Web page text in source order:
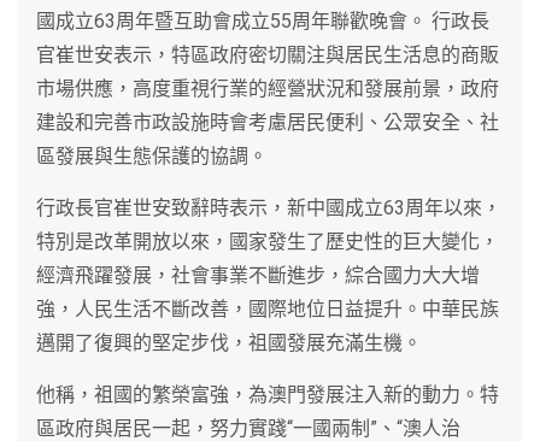
國成立63周年暨互助會成立55周年聯歡晚會。 行政長
官崔世安表示，特區政府密切關注與居民生活息的商販
市場供應，高度重視行業的經營狀況和發展前景，政府
建設和完善市政設施時會考慮居民便利、公眾安全、社
區發展與生態保護的協調。
行政長官崔世安致辭時表示，新中國成立63周年以來，
特別是改革開放以來，國家發生了歷史性的巨大變化，
經濟飛躍發展，社會事業不斷進步，綜合國力大大增
強，人民生活不斷改善，國際地位日益提升。中華民族
邁開了復興的堅定步伐，祖國發展充滿生機。
他稱，祖國的繁榮富強，為澳門發展注入新的動力。特
區政府與居民一起，努力實踐“一國兩制”、“澳人治